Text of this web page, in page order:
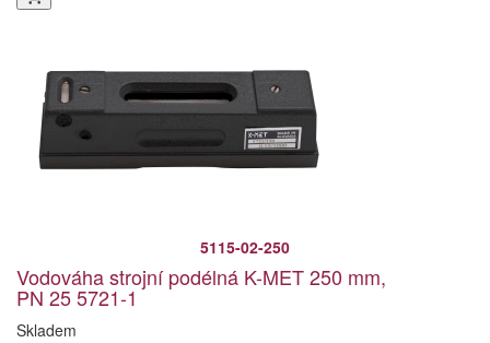
5115-02-250
Vodováha strojní podélná K-MET 250 mm,
PN 25 5721-1
Skladem